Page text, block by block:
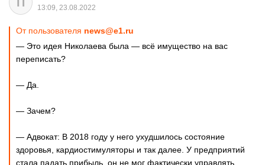
13:09, 23.08.2022
От пользователя news@e1.ru
— Это идея Николаева была — всё имущество на вас
переписать?
— Да.
— Зачем?
— Адвокат: В 2018 году у него ухудшилось состояние
здоровья, кардиостимуляторы и так далее. У предприятий
стала падать прибыль, он не мог фактически управлять